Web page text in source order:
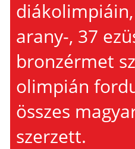
arany-, 37
bronzérmet
olimpián
összes
szerzett.